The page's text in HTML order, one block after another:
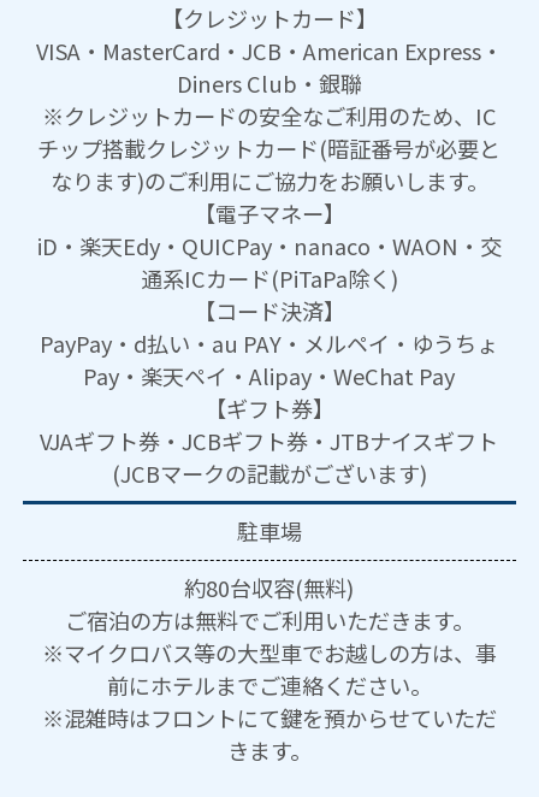
【クレジットカード】
VISA・MasterCard・JCB・American Express・
Diners Club・銀聯
※クレジットカードの安全なご利用のため、IC
チップ搭載クレジットカード(暗証番号が必要と
なります)のご利用にご協力をお願いします。
【電子マネー】
iD・楽天Edy・QUICPay・nanaco・WAON・交
通系ICカード(PiTaPa除く)
【コード決済】
PayPay・d払い・au PAY・メルペイ・ゆうちょ
Pay・楽天ペイ・Alipay・WeChat Pay
【ギフト券】
VJAギフト券・JCBギフト券・JTBナイスギフト
(JCBマークの記載がございます)
駐車場
約80台収容(無料)
ご宿泊の方は無料でご利用いただきます。
※マイクロバス等の大型車でお越しの方は、事
前にホテルまでご連絡ください。
※混雑時はフロントにて鍵を預からせていただ
きます。